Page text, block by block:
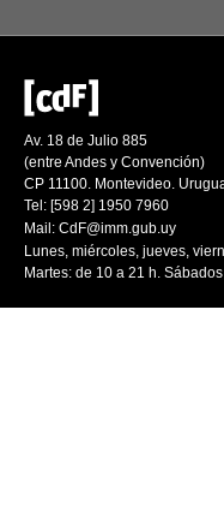
Av. 18 de Julio 885
(entre Andes y Convención)
CP 11100. Montevideo.
Tel: [598 2] 1950 7960
Mail: CdF@imm.gub.uy
Lunes, miércoles, jueves,
Martes: de 10 a 21 h.